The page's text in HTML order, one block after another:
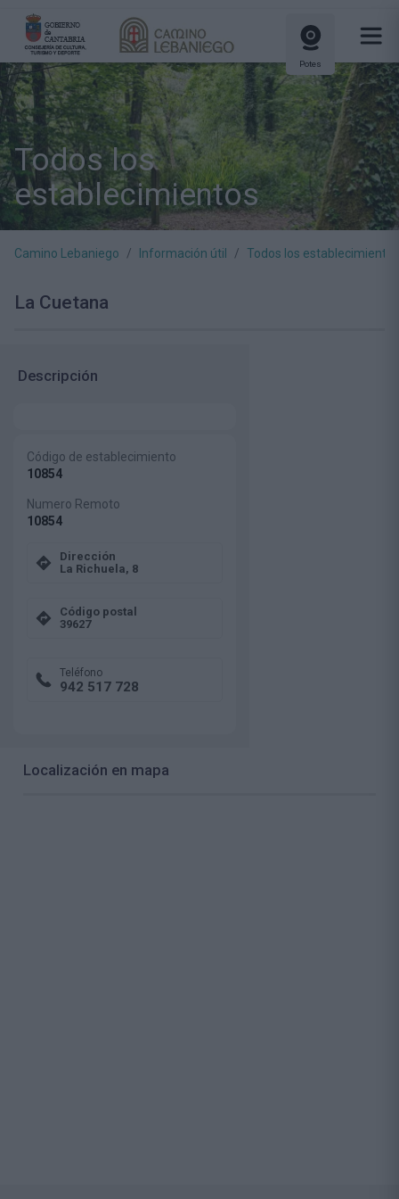
Potes
Todos los
establecimientos
Camino Lebaniego Información útil Todos los establecimientos
La Cuetana
Descripción
Código de establecimiento
10854
Numero Remoto
10854
Dirección
La Richuela, 8
Código postal
39627
Teléfono
942 517 728
Localización en mapa